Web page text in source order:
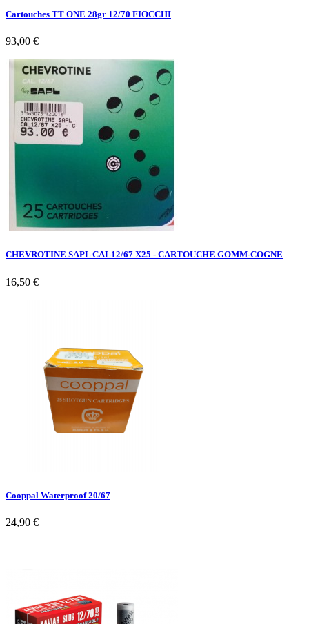
Cartouches TT ONE 28gr 12/70 FIOCCHI
93,00 €
CHEVROTINE SAPL CAL12/67 X25 - CARTOUCHE GOMM-COGNE
16,50 €
Cooppal Waterproof 20/67
24,90 €